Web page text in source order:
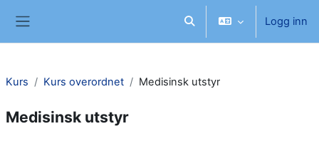
Veksle inndata for søk
Logg inn
Kurs Kurs overordnet Medisinsk utstyr
Medisinsk utstyr